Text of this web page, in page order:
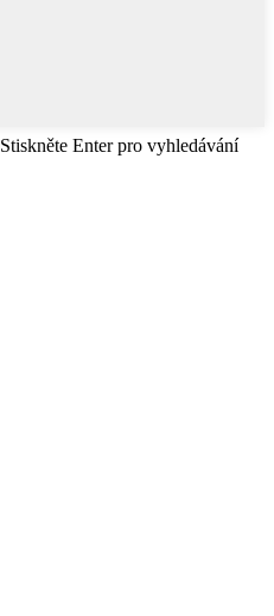
Stiskněte Enter pro vyhledávání